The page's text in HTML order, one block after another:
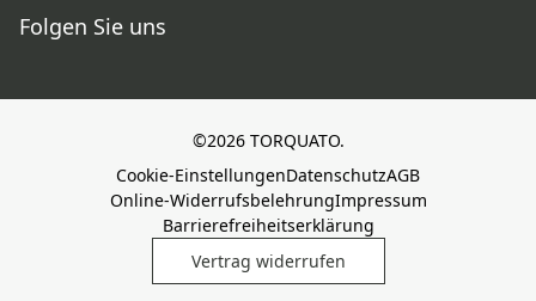
Folgen Sie uns
©2026 TORQUATO.
Cookie-EinstellungenDatenschutzAGB
Online-WiderrufsbelehrungImpressum
Barrierefreiheitserklärung
Vertrag widerrufen